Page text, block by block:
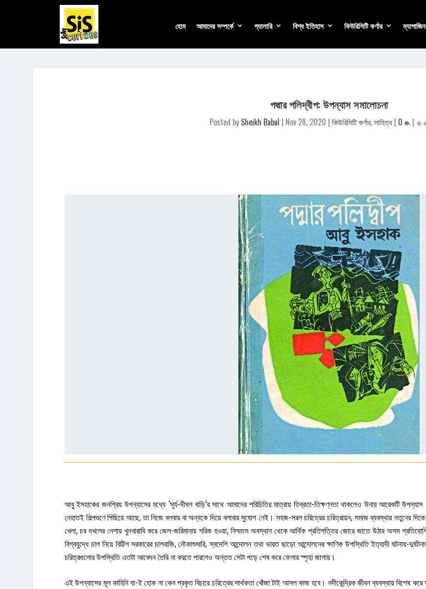
হোম আমাদের সম্পর্কে গ্যালারি বিশ্ব ইতিহাস কিউরিসিটি কর্ণার ম্যাগাজিন
পদ্মার পলিদ্বীপ: উপন্যাস সমালোচনা
Posted by Sheikh Babul | Nov 28, 2020 | কিউরিসিটি কর্ণার,সাহিত্য | 0 |
আবু ইসহাকের জনপ্রিয় উপন্যাসের মধ্যে ‘সূর্য-দীঘল বাড়ি’র সাথে আমাদের পরিচিতির মাত্রায় তিব্রতা-তিক্ষণ্নতা থাকলেও উনার আরেকটি
নেহাতই শিল্পগুণে পিছিয়ে আছে, তা নিজে বলবার বা অন্যকে দিয়ে বলাবার সুযোগ নেই। সহজ-সরল চরিত্রের চরিত্রায়ন, সমাজ ব্যবস্থার নতুনের
খেলা, চর দখলের নেশায় খুনখারাবি করে জেল-জরিমানায় শরিক হওয়া, নিম্মতম অবস্থান থেকে আর্থিক প্রতিপত্তির জোরে জাতে উঠার অসম
বিশ্বযুদ্ধে চাল নিয়ে বিট্টিশ সরকারের চালবাজি, নৌকাশুমারি, স্বদেশি আন্দোলন তথা ভারত ছাড়ো আন্দোলনের ক্ষাণিক উপস্থিতি ইত্যাদী ঘটনায়-
চরিত্রগুলোর উপস্থিতি এতটা আবেদন তৈরি না করতে পারলেও অন্তত সেটা পড়ে শেষ করে ফেলার স্পৃহা জাগায়।
এই উপন্যাসের মূল কাহিনি যা-ই হোক না কেন প্রকৃত বিচারে চরিত্রের সার্থকতা খোঁজা টাই আসল কাজ হবে। নদীকেন্দ্রিক জীবন ব্যবস্থায় বিশেষ করে